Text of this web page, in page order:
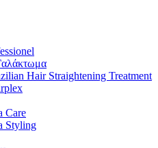
Hair Straightening Treatment
Care
Styling